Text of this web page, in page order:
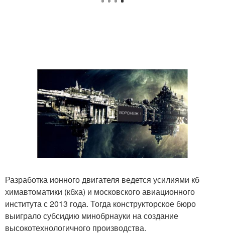
Разработка ионного двигателя ведется усилиями кб
химавтоматики (кбха) и московского авиационного
института с 2013 года. Тогда конструкторское бюро
выиграло субсидию минобрнауки на создание
высокотехнологичного производства.